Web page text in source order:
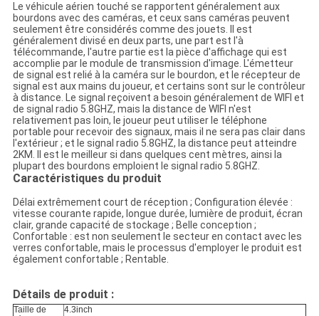
Le véhicule aérien touché se rapportent généralement aux
bourdons avec des caméras, et ceux sans caméras peuvent
seulement être considérés comme des jouets. Il est
généralement divisé en deux parts, une part est l'à
télécommande, l'autre partie est la pièce d'affichage qui est
accomplie par le module de transmission d'image. L'émetteur
de signal est relié à la caméra sur le bourdon, et le récepteur de
signal est aux mains du joueur, et certains sont sur le contrôleur
à distance. Le signal reçoivent a besoin généralement de WIFI et
de signal radio 5.8GHZ, mais la distance de WIFI n'est
relativement pas loin, le joueur peut utiliser le téléphone
portable pour recevoir des signaux, mais il ne sera pas clair dans
l'extérieur ; et le signal radio 5.8GHZ, la distance peut atteindre
2KM. Il est le meilleur si dans quelques cent mètres, ainsi la
plupart des bourdons emploient le signal radio 5.8GHZ.
Caractéristiques du produit
Délai extrêmement court de réception ; Configuration élevée :
vitesse courante rapide, longue durée, lumière de produit, écran
clair, grande capacité de stockage ; Belle conception ;
Confortable : est non seulement le secteur en contact avec les
verres confortable, mais le processus d'employer le produit est
également confortable ; Rentable.
Détails de produit :
Taille de
4.3inch